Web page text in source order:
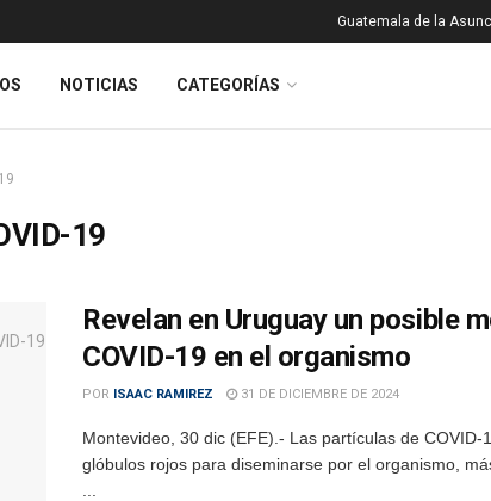
Guatemala de la
NOTICIAS CATEGORÍAS
19
Revelan en Uruguay un posible
COVID-19 en el organismo
POR ISAAC RAMIREZ 31 DE DICIEMBRE DE 2024
Montevideo, 30 dic (EFE).- Las partículas de
glóbulos rojos para diseminarse por el organismo,